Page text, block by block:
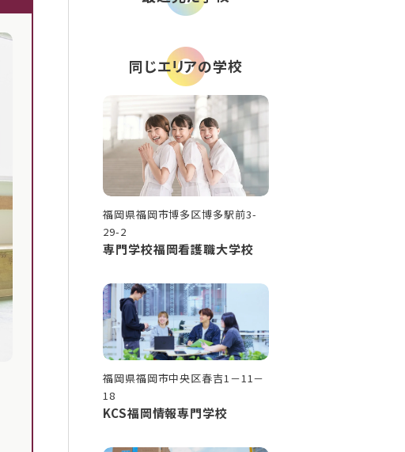
同じエリアの学校
福岡県福岡市博多区博多駅前3-
29-2
専門学校福岡看護職大学校
福岡県福岡市中央区春吉1－11－
18
KCS福岡情報専門学校